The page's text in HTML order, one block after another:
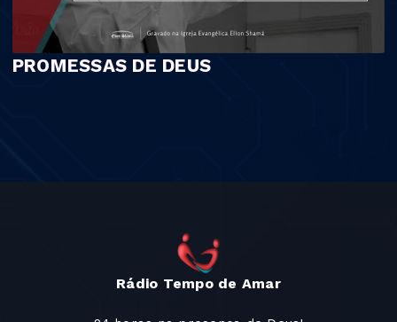
PROMESSAS DE DEUS
Rádio Tempo de Amar